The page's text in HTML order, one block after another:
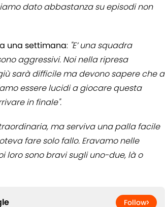
dato abbastanza su episodi non
una settimana: "E’ una squadra
aggressivi. Noi nella ripresa
sarà difficile ma devono sapere che a
essere lucidi a giocare questa
in finale".
ma serviva una palla facile
fare solo fallo. Eravamo nelle
loro sono bravi sugli uno-due, là o
Follow